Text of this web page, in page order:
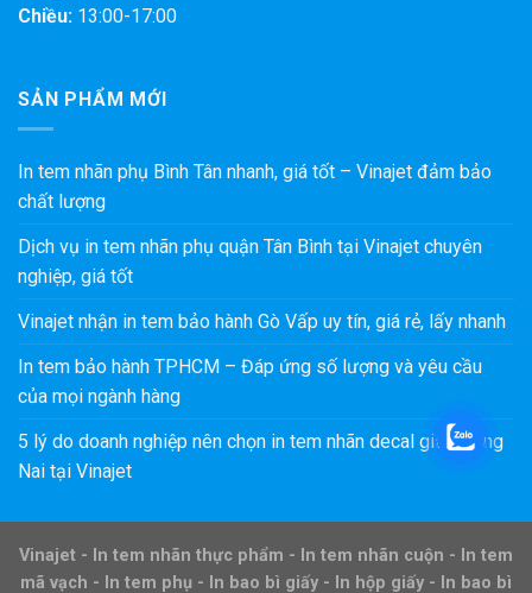
Chiều: 13:00-17:00
SẢN PHẨM MỚI
In tem nhãn phụ Bình Tân nhanh, giá tốt – Vinajet đảm bảo
chất lượng
Dịch vụ in tem nhãn phụ quận Tân Bình tại Vinajet chuyên
nghiệp, giá tốt
Vinajet nhận in tem bảo hành Gò Vấp uy tín, giá rẻ, lấy nhanh
In tem bảo hành TPHCM – Đáp ứng số lượng và yêu cầu
của mọi ngành hàng
5 lý do doanh nghiệp nên chọn in tem nhãn decal giấy Đồng
Nai tại Vinajet
Vinajet - In tem nhãn thực phẩm - In tem nhãn cuộn - In tem
mã vạch - In tem phụ - In bao bì giấy - In hộp giấy - In bao bì